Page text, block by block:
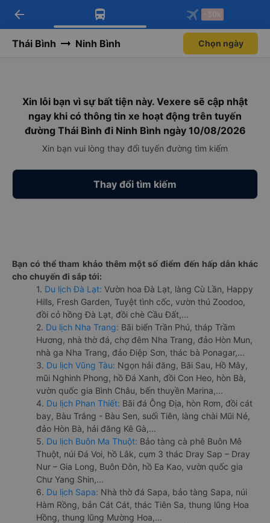
Tải app Vexere ngay!
Nhận ưu đãi thành viên độc
Mở app
Tải app Vexere
-30k/ghế khi đặt vé máy bay qua
Mở app
arrow_back -30k
Thái Bình Ninh Bình Chọn ngày
Xin lỗi bạn vì sự bất tiện này. Vexere sẽ cập nhật
ngay khi có thông tin xe hoạt động trên tuyến
đường Thái Bình đi Ninh Bình ngày 10/08/2026
Xin bạn vui lòng thay đổi tuyến đường tìm kiếm
Thay đổi tìm kiếm
Bạn có thể tham khảo thêm một số điểm đến hấp dẫn khác
cho chuyến đi sắp tới:
1. Du lịch Đà Lạt: Vườn hoa Đà Lạt, làng Cù Lần, Happy
Hills, Fresh Garden, Tuyệt tình cốc, vườn thú Zoodoo,
đồi cỏ hồng Đà Lạt, đồi chè Cầu Đất,...
2. Du lịch Nha Trang: Bãi biển Trần Phú, tháp Trầm
Hương, nhà thờ đá, chợ đêm Nha Trang, đảo Hòn Mun,
nhà ga Nha Trang, đảo Điệp Sơn, thác bà Ponagar,...
3. Du lịch Vũng Tàu: Ngọn hải đăng, Bãi Sau, Hồ Mây,
mũi Nghinh Phong, hồ Đá Xanh, đồi Con Heo, hòn Bà,
vườn quốc gia Bình Châu, bến thuyền Marina,...
4. Du lịch Phan Thiết: Bãi đá Ông Địa, hòn Rơm, đồi cát
bay, Bàu Trắng - Bàu Sen, suối Tiên, làng chài Mũi Né,
đảo Hòn Bà, hải đăng Kê Gà,...
5. Du lịch Buôn Ma Thuột: Bảo tàng cà phê Buôn Mê
Thuột, núi Đá Voi, hồ Lắk, cụm 3 thác Dray Sap – Dray
Nur – Gia Long, Buôn Đôn, hồ Ea Kao, vườn quốc gia
Chư Yang Shin,...
6. Du lịch Sapa: Nhà thờ đá Sapa, bảo tàng Sapa, núi
Hàm Rồng, bản Cát Cát, thác Tiên Sa, thung lũng Hoa
Hồng, thung lũng Mường Hoa,...